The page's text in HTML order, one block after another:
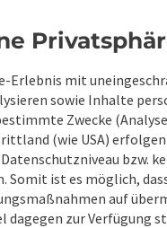
Erlebnis mit
sowie Inhalte
Zwecke
(wie USA) erfolgen
bzw.
Somit ist es möglich,
auf
zur Verfügung